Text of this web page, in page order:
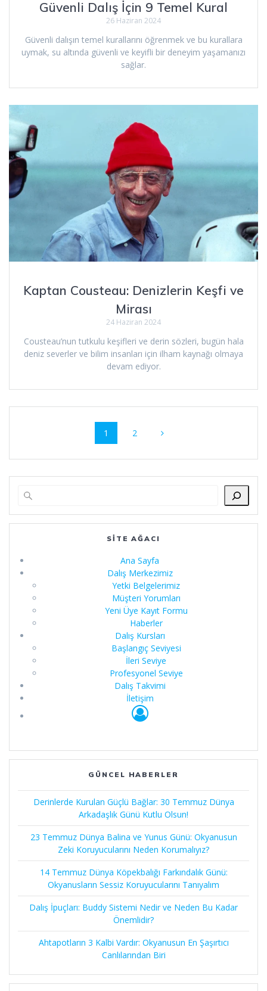
Güvenli Dalış İçin 9 Temel Kural
26 Haziran 2024
Güvenli dalışın temel kurallarını öğrenmek ve bu kurallara
uymak, su altında güvenli ve keyifli bir deneyim yaşamanızı
sağlar.
Kaptan Cousteau: Denizlerin Keşfi ve
Mirası
24 Haziran 2024
Cousteau’nun tutkulu keşifleri ve derin sözleri, bugün hala
deniz severler ve bilim insanları için ilham kaynağı olmaya
devam ediyor.
Sayfa
1 Sayfa
2
SITE AĞACI
Ana Sayfa
Dalış Merkezimiz
Yetki Belgelerimiz
Müşteri Yorumları
Yeni Üye Kayıt Formu
Haberler
Dalış Kursları
Başlangıç Seviyesi
İleri Seviye
Profesyonel Seviye
Dalış Takvimi
İletişim
GÜNCEL HABERLER
Derinlerde Kurulan Güçlü Bağlar: 30 Temmuz Dünya
Arkadaşlık Günü Kutlu Olsun!
23 Temmuz Dünya Balina ve Yunus Günü: Okyanusun
Zeki Koruyucularını Neden Korumalıyız?
14 Temmuz Dünya Köpekbalığı Farkındalık Günü:
Okyanusların Sessiz Koruyucularını Tanıyalım
Dalış İpuçları: Buddy Sistemi Nedir ve Neden Bu Kadar
Önemlidir?
Ahtapotların 3 Kalbi Vardır: Okyanusun En Şaşırtıcı
Canlılarından Biri